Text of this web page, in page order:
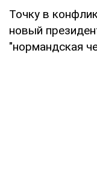
Точку в
новый
"нормандская